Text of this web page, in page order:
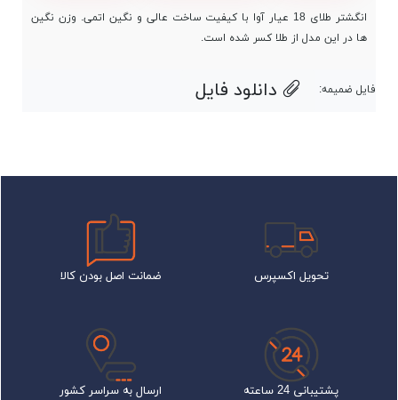
انگشتر طلای 18 عیار آوا با کیفیت ساخت عالی و نگین اتمی. وزن نگین
ها در این مدل از طلا کسر شده است.
فایل ضمیمه: دانلود فایل
تحویل اکسپرس ضمانت اصل بودن کالا
پشتیبانی 24 ساعته ارسال به سراسر کشور